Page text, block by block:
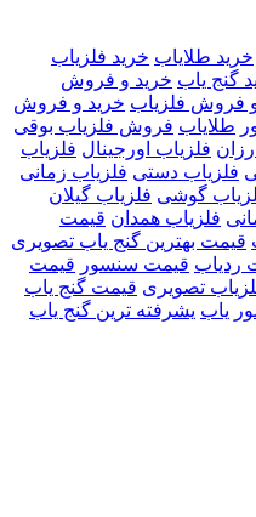
خرید طلایاب خرید فلزیاب
گنج یاب خرید و فروش
فروش فلزیاب خرید و فروش
طلایاب فروش فلزیاب بوقی
فلزیاب اورجینال فلزیاب
فلزیاب دستی فلزیاب زمانی
گوشی فلزیاب گیلان
فلزیاب همدان قیمت
قیمت بهترین گنج یاب تصویری
ردیاب قیمت سنسور قیمت
تصویری قیمت گنج یاب
یاب یشرفته ترین گنج یاب